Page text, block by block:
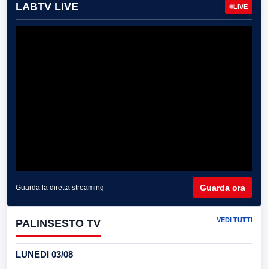
LABTV LIVE LIVE
Guarda la diretta streaming Guarda ora
PALINSESTO TV VEDI TUTTI
LUNEDI 03/08